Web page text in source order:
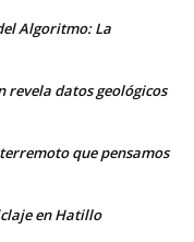
Algoritmo: La
revela datos geológicos
que pensamos
en Hatillo